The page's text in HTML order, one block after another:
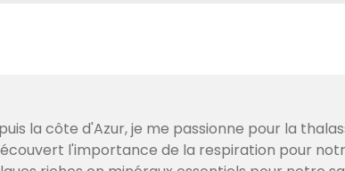
la côte d'Azur, je me passionne pour la
l'importance de la respiration pour